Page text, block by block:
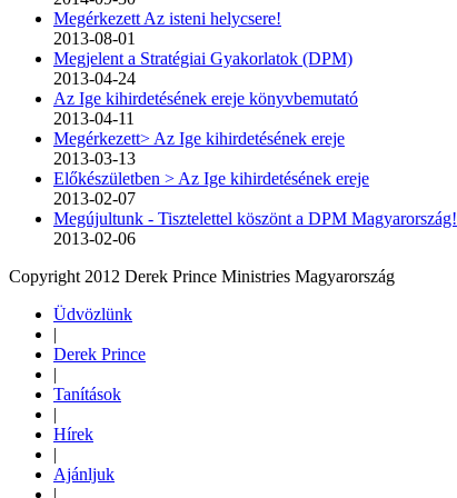
Megérkezett Az isteni helycsere!
2013-08-01
Megjelent a Stratégiai Gyakorlatok (DPM)
2013-04-24
Az Ige kihirdetésének ereje könyvbemutató
2013-04-11
Megérkezett> Az Ige kihirdetésének ereje
2013-03-13
Előkészületben > Az Ige kihirdetésének ereje
2013-02-07
Megújultunk - Tisztelettel köszönt a DPM Magyarország!
2013-02-06
Copyright 2012 Derek Prince Ministries Magyarország
Üdvözlünk
|
Derek Prince
|
Tanítások
|
Hírek
|
Ajánljuk
|